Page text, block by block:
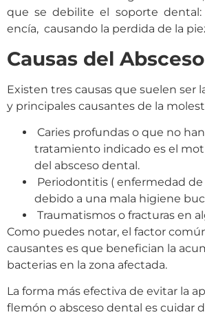
que se debilite el soporte dental:
encía, causando la perdida de la
Causas del
Existen tres causas que suelen ser
y principales causantes de la
Caries profundas o que no
tratamiento indicado es el
del absceso dental.
Periodontitis ( enfermedad de
debido a una mala higiene
Traumatismos o fracturas en
Como puedes notar, el factor
causantes es que benefician la
bacterias en la zona afectada.
La forma más efectiva de evitar la
flemón o absceso dental es cuidar